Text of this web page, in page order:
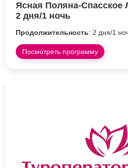
Ясная Поляна-Спасское
2 дня/1 ночь
Продолжительность: 2 дня/1
Посмотреть программу